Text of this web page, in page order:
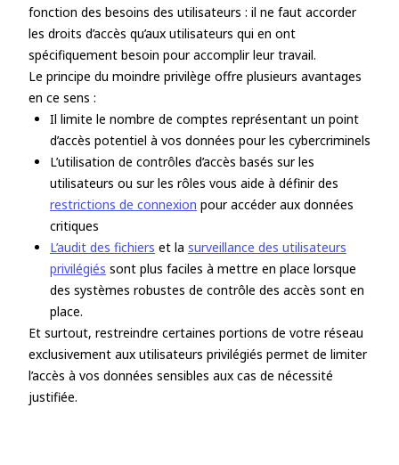
fonction des besoins des utilisateurs : il ne faut accorder
les droits d’accès qu’aux utilisateurs qui en ont
spécifiquement besoin pour accomplir leur travail.
Le principe du moindre privilège offre plusieurs avantages
en ce sens :
Il limite le nombre de comptes représentant un point
d’accès potentiel à vos données pour les cybercriminels
L’utilisation de contrôles d’accès basés sur les
utilisateurs ou sur les rôles vous aide à définir des
restrictions de connexion pour accéder aux données
critiques
L’audit des fichiers et la surveillance des utilisateurs
privilégiés sont plus faciles à mettre en place lorsque
des systèmes robustes de contrôle des accès sont en
place.
Et surtout, restreindre certaines portions de votre réseau
exclusivement aux utilisateurs privilégiés permet de limiter
l’accès à vos données sensibles aux cas de nécessité
justifiée.